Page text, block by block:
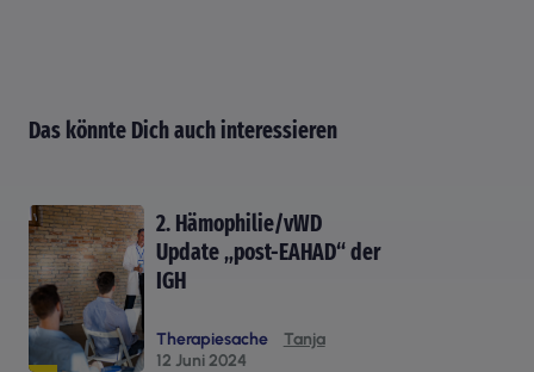
Das könnte Dich auch interessieren
2. Hämophilie/vWD
Update „post-EAHAD“ der
IGH
Therapiesache
Tanja
12 Juni 2024